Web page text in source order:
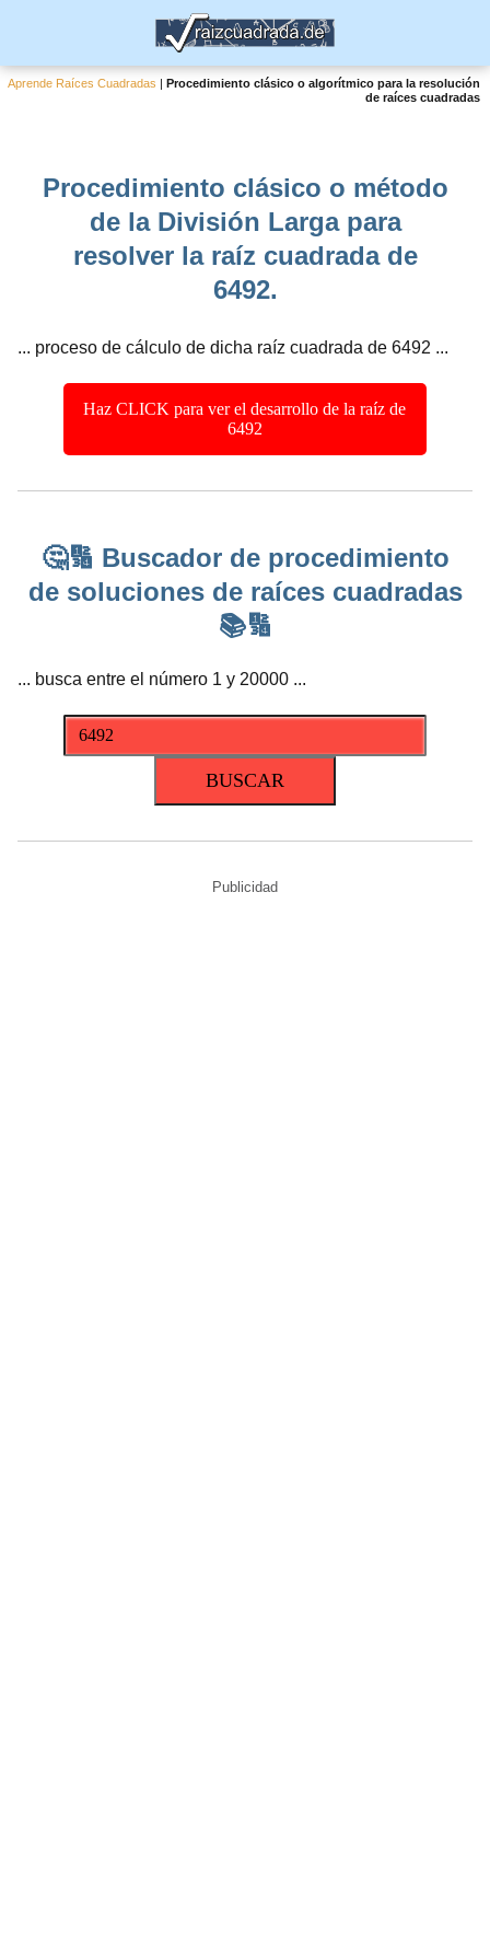
Aprende Raíces Cuadradas |Procedimiento clásico o algorítmico para la resolución
de raíces cuadradas
Procedimiento clásico o método
de la División Larga para
resolver la raíz cuadrada de
6492.
... proceso de cálculo de dicha raíz cuadrada de 6492 ...
Haz CLICK para ver el desarrollo de la raíz de
6492
🤔🔢 Buscador de procedimiento
de soluciones de raíces cuadradas
📚🔢
... busca entre el número 1 y 20000 ...
Publicidad